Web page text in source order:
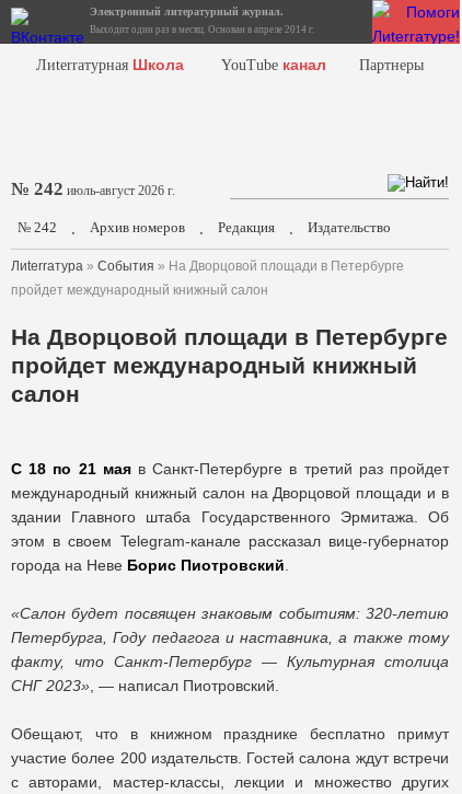
Электронный литературный журнал.
Выходит один раз в месяц. Основан в апреле 2014 г.
Лиterraтурная Школа YouTube канал Партнеры
№ 242 июль-август 2026 г.
№ 242 . Архив номеров . Редакция . Издательство
Лиterraтура » События » На Дворцовой площади в Петербурге
пройдет международный книжный салон
На Дворцовой площади в Петербурге
пройдет международный книжный
салон
С 18 по 21 маяв Санкт-Петербурге в третий раз пройдет
международный книжный салон на Дворцовой площади и в
здании Главного штаба Государственного Эрмитажа. Об
этом в своем Telegram-канале рассказал вице-губернатор
города на Неве Борис Пиотровский
«Салон будет посвящен знаковым событиям: 320-летию
Петербурга, Году педагога и наставника, а также тому
факту, что Санкт-Петербург — Культурная столица
СНГ 2023» , — написал Пиотровский.
Обещают, что в книжном празднике бесплатно примут
участие более 200 издательств. Гостей салона ждут встречи
с авторами, мастер-классы, лекции и множество других